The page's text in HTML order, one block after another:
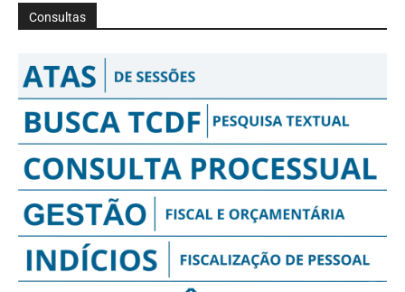
Consultas